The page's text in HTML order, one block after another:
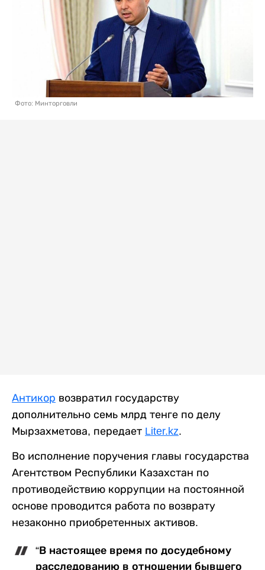
Фото: Минторговли
Антикор возвратил государству
дополнительно семь млрд тенге по делу
Мырзахметова, передает Liter.kz.
Во исполнение поручения главы государства
Агентством Республики Казахстан по
противодействию коррупции на постоянной
основе проводится работа по возврату
незаконно приобретенных активов.
“В настоящее время по досудебному
расследованию в отношении бывшего